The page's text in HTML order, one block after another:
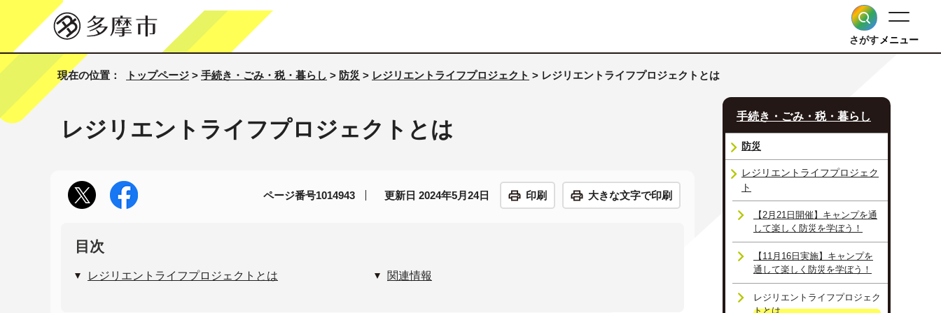
さがすメニュー
現在の位置： トップページ > 手続き・ごみ・税・暮らし > 防災 > レジリエントライフプロジェクト > レジリエントライフプロジェクトとは
レジリエントライフプロジェクトとは
ページ番号1014943 更新日 2024年5月24日 印刷 大きな文字で印刷
目次
レジリエントライフプロジェクトとは 関連情報
手続き・ごみ・税・暮らし
防災
レジリエントライフプロジェク
ト
【2月21日開催】キャンプを通
して楽しく防災を学ぼう！
【11月16日実施】キャンプを
通して楽しく防災を学ぼう！
レジリエントライフプロジェク
トとは